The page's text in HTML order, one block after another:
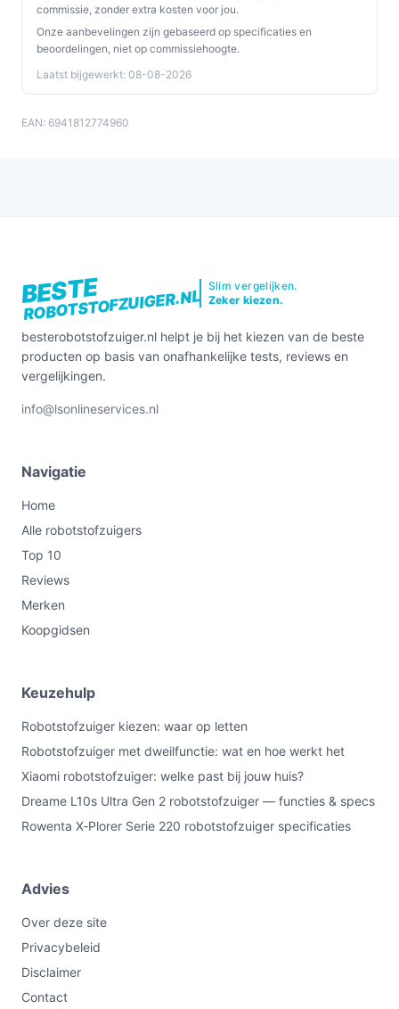
commissie, zonder extra kosten voor jou.
Onze aanbevelingen zijn gebaseerd op specificaties en
beoordelingen, niet op commissiehoogte.
Laatst bijgewerkt: 08-08-2026
EAN: 6941812774960
BESTE
ROBOTSTOFZUIGER.NL
Slim vergelijken.
Zeker kiezen.
besterobotstofzuiger.nl helpt je bij het kiezen van de beste
producten op basis van onafhankelijke tests, reviews en
vergelijkingen.
info@lsonlineservices.nl
Navigatie
Home
Alle robotstofzuigers
Top 10
Reviews
Merken
Koopgidsen
Keuzehulp
Robotstofzuiger kiezen: waar op letten
Robotstofzuiger met dweilfunctie: wat en hoe werkt het
Xiaomi robotstofzuiger: welke past bij jouw huis?
Dreame L10s Ultra Gen 2 robotstofzuiger — functies & specs
Rowenta X‑Plorer Serie 220 robotstofzuiger specificaties
Advies
Over deze site
Privacybeleid
Disclaimer
Contact